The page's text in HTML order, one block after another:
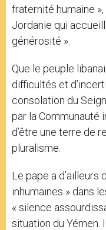
fraternité humaine
Jordanie qui
générosité ».
Que le peuple
difficultés et
consolation du
par la Communauté
d’être une terre de
pluralisme.
Le pape a d’ailleurs
inhumaines » dans
« silence
situation du Yémen.